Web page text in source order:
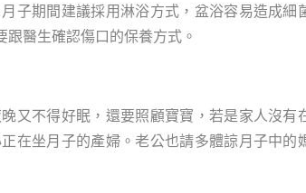
子期間建議採用淋浴方式，盆浴容易造成細
醫生確認傷口的保養方式。
又不得好眠，還要照顧寶寶，若是家人沒有
在坐月子的產婦。老公也請多體諒月子中的